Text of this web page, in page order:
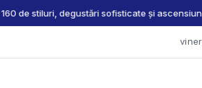
de stiluri, degustări sofisticate și